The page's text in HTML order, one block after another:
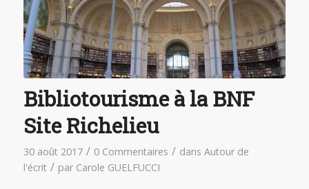
Bibliotourisme à la BNF
Site Richelieu
30 août 2017 / 0 Commentaires / dans Autour de
l'écrit / par Carole GUELFUCCI